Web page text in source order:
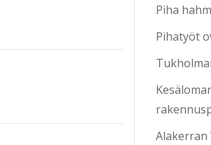
Piha
Pihatyöt
Alakerran